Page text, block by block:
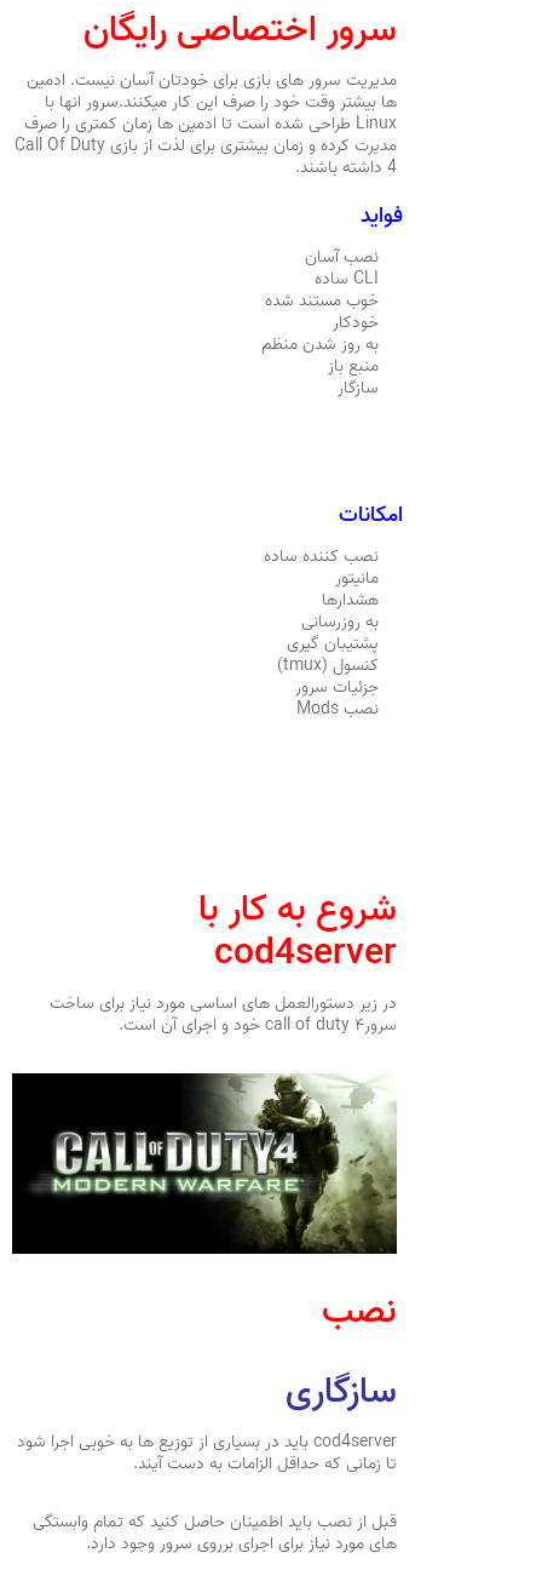
سرور اختصاصی رایگان
مدیریت سرور های بازی برای خودتان آسان نیست. ادمین
ها بیشتر وقت خود را صرف این کار میکنند.سرور انها با
Linux طراحی شده است تا ادمین ها زمان کمتری را صرف
مدیرت کرده و زمان بیشتری برای لذت از بازی Call Of Duty
4 داشته باشند.
فواید
نصب آسان
CLI ساده
خوب مستند شده
خودکار
به روز شدن منظم
منبع باز
سازگار
امکانات
نصب کننده ساده
مانیتور
هشدارها
به روزرسانی
پشتیبان گیری
کنسول (tmux)
جزئیات سرور
نصب Mods
شروع به کار با
cod4server
در زیر دستورالعمل های اساسی مورد نیاز برای ساخت
سرورcall of duty ۴ خود و اجرای آن است.
نصب
سازگاری
cod4server باید در بسیاری از توزیع ها به خوبی اجرا شود
تا زمانی که حداقل الزامات به دست آیند.
قبل از نصب باید اطمینان حاصل کنید که تمام وابستگی
های مورد نیاز برای اجرای برروی سرور وجود دارد.